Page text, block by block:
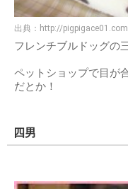
出典： http://pigpigace01.com
フレンチブルドッグの
ペットショップで目が
だとか！
四男